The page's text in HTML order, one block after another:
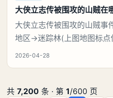
大侠立志传被围攻的山贼在
大侠立志传被围攻的山贼事
地区→迷踪林(上图地图标点
择：“不能见死不救……”，
侠立志传》被围攻的山贼事
2026-04-28
共 7,200 条 · 第 1/600 页